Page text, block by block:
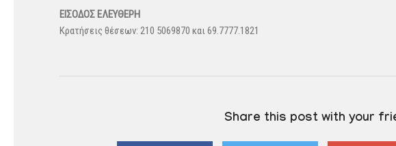
ΕΙΣΟΔΟΣ ΕΛΕΥΘΕΡΗ
Κρατήσεις θέσεων: 210 5069870 και 69.7777.1821
Share this post with your